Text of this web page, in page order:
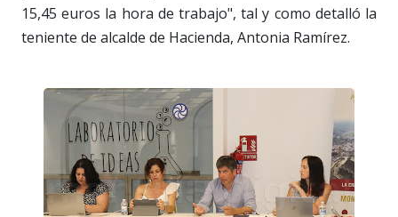
15,45 euros la hora de trabajo", tal y como detalló la
teniente de alcalde de Hacienda, Antonia Ramírez.